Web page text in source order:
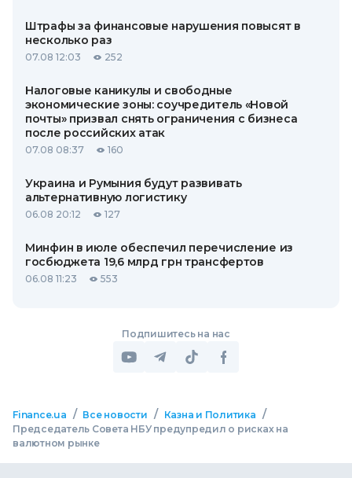
Штрафы за финансовые нарушения повысят в
несколько раз
07.08 12:03 252
Налоговые каникулы и свободные
экономические зоны: соучредитель «Новой
почты» призвал снять ограничения с бизнеса
после российских атак
07.08 08:37 160
Украина и Румыния будут развивать
альтернативную логистику
06.08 20:12 127
Минфин в июле обеспечил перечисление из
госбюджета 19,6 млрд грн трансфертов
06.08 11:23 553
Подпишитесь на нас
Finance.ua / Все новости / Казна и Политика /
Председатель Совета НБУ предупредил о рисках на
валютном рынке